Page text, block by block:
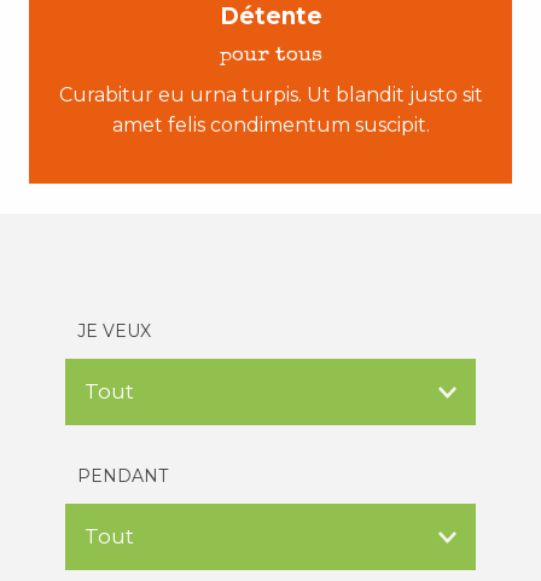
Détente
pour tous
Curabitur eu urna turpis. Ut blandit justo sit
amet felis condimentum suscipit.
JE VEUX
PENDANT